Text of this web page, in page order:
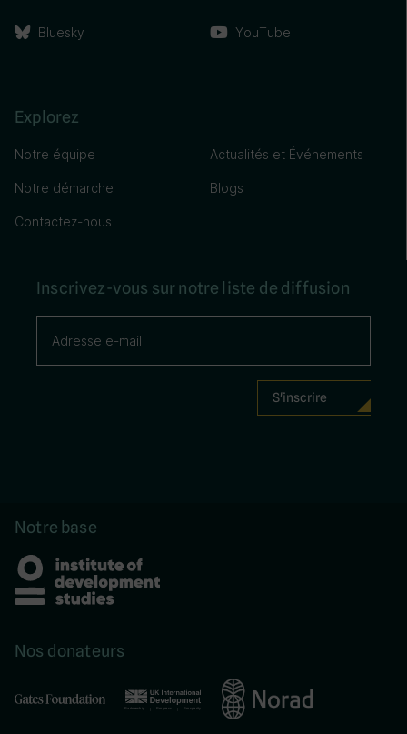
Bluesky YouTube
Explorez
Notre équipe
Notre démarche
Contactez-nous
Actualités et Événements
Blogs
Inscrivez-vous sur notre liste de diffusion
Notre base
Nos donateurs